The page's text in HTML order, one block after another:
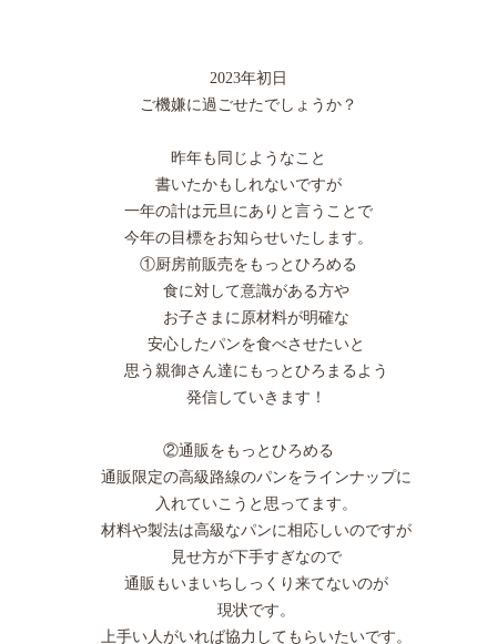
2023年初日
ご機嫌に過ごせたでしょうか？
昨年も同じようなこと
書いたかもしれないですが
一年の計は元旦にありと言うことで
今年の目標をお知らせいたします。
①厨房前販売をもっとひろめる
食に対して意識がある方や
お子さまに原材料が明確な
安心したパンを食べさせたいと
思う親御さん達にもっとひろまるよう
発信していきます！
②通販をもっとひろめる
通販限定の高級路線のパンをラインナップに
入れていこうと思ってます。
材料や製法は高級なパンに相応しいのですが
見せ方が下手すぎなので
通販もいまいちしっくり来てないのが
現状です。
上手い人がいれば協力してもらいたいです。